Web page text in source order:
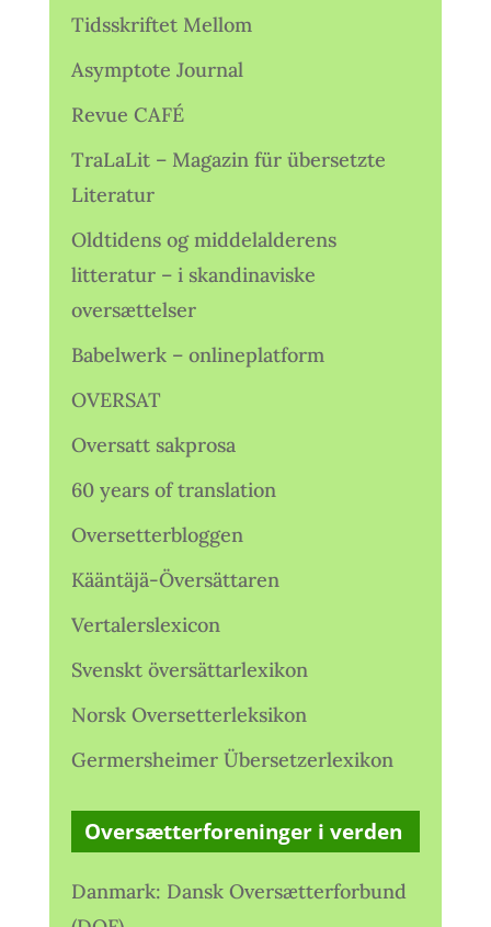
Tidsskriftet Mellom
Asymptote Journal
Revue CAFÉ
TraLaLit – Magazin für übersetzte
Literatur
Oldtidens og middelalderens
litteratur – i skandinaviske
oversættelser
Babelwerk – onlineplatform
OVERSAT
Oversatt sakprosa
60 years of translation
Oversetterbloggen
Kääntäjä-Översättaren
Vertalerslexicon
Svenskt översättarlexikon
Norsk Oversetterleksikon
Germersheimer Übersetzerlexikon
Oversætterforeninger i verden
Danmark: Dansk Oversætterforbund